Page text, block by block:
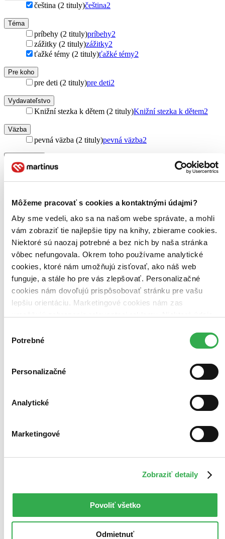
Môžeme pracovať s cookies a kontaktnými údajmi?
Aby sme vedeli, ako sa na našom webe správate, a mohli
vám zobraziť tie najlepšie tipy na knihy, zbierame cookies.
Niektoré sú naozaj potrebné a bez nich by naša stránka
vôbec nefungovala. Okrem toho používame analytické
cookies, ktoré nám umožňujú zisťovať, ako náš web
funguje, a stále ho pre vás zlepšovať. Personalizačné
cookies nám dovoľujú prispôsobovať stránku pre vašu
lepšiu orientáciu. Marketingové cookies nám zas
keby sme mohli používať všetky tieto cookies. Ďakujeme!
súhlasu
Potrebné
Personalizačné
Analytické
Marketingové
Zobraziť detaily
Povoliť všetko
Odmietnuť
čeština (2 tituly)čeština2
Téma
príbehy (2 tituly)príbehy2
zážitky (2 tituly)zážitky2
ťažké témy (2 tituly)ťažké témy2
Pre koho
pre deti (2 tituly)pre deti2
Vydavateľstvo
Knižní stezka k dětem (2 tituly)Knižní stezka k dětem2
Väzba
pevná väzba (2 tituly)pevná väzba2
Zoradiť
Bestsellery
Top hodnotené
Novinky
Najdrahšie
Najlacnejšie
Najvyššia zľava
Použité filtre
Zrušiť filtre
V českom jazykuNa tému ťažké témy